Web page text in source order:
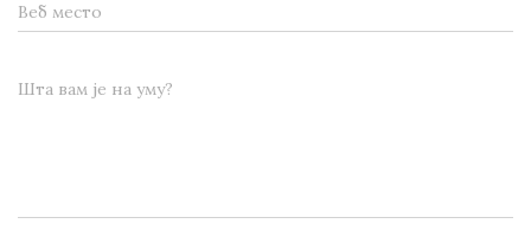
Веб место
Шта вам је на уму?